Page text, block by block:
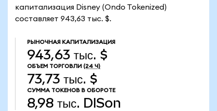
капитализация Disney (Ondo Tokenized)
составляет 943,63 тыс. $.
РЫНОЧНАЯ КАПИТАЛИЗАЦИЯ
943,63 тыс. $
ОБЪЕМ ТОРГОВЛИ (24 Ч)
73,73 тыс. $
СУММА ТОКЕНОВ В ОБОРОТЕ
8,98 тыс. DISon